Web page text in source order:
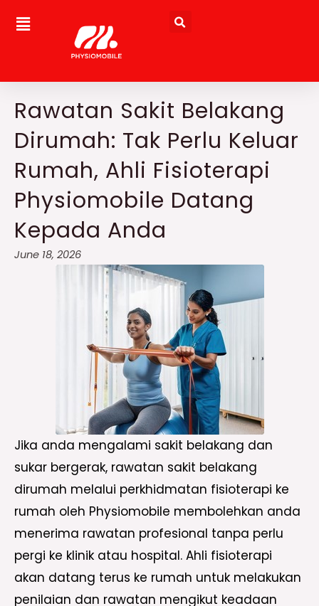
Rawatan Sakit Belakang
Dirumah: Tak Perlu Keluar
Rumah, Ahli Fisioterapi
Physiomobile Datang
Kepada Anda
June 18, 2026
Jika anda mengalami sakit belakang dan
sukar bergerak, rawatan sakit belakang
dirumah melalui perkhidmatan fisioterapi ke
rumah oleh Physiomobile membolehkan anda
menerima rawatan profesional tanpa perlu
pergi ke klinik atau hospital. Ahli fisioterapi
akan datang terus ke rumah untuk melakukan
penilaian dan rawatan mengikut keadaan